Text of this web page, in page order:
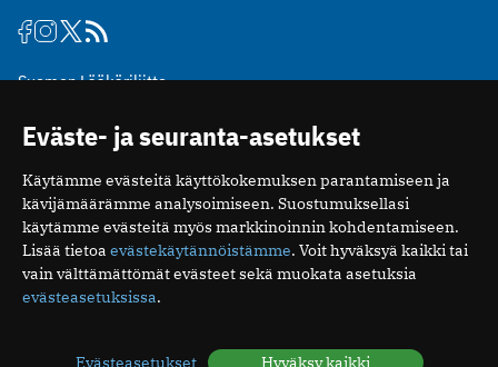
Suomen Lääkäriliitto
00510 Helsinki
puh. (09) 393 091
toimitus@potilaanlaakarilehti.fi
ISSN 2323-9476
Eväste- ja seuranta-asetukset
Käytämme evästeitä käyttökokemuksen parantamiseen ja
kävijämäärämme analysoimiseen. Suostumuksellasi
käytämme evästeitä myös markkinoinnin kohdentamiseen.
Lisää tietoa evästekäytännöistämme. Voit hyväksyä kaikki tai
vain välttämättömät evästeet sekä muokata asetuksia
evästeasetuksissa.
Evästeasetukset Hyväksy kaikki